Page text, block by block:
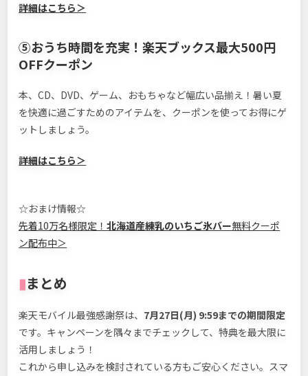
詳細はこちら＞
⑤おうち時間を充実！楽天ブックス最大500円
OFFクーポン
本、CD、DVD、ゲーム、おもちゃなど幅広い品揃え！暑い夏
を快適に過ごすためのアイテムを、クーポンを使ってお得にゲ
ットしましょう。
詳細はこちら＞
☆おまけ情報☆
先着10万名様限定！北海道産練乳のいちご氷バー無料クーポ
ン配布中＞
▮まとめ
楽天モバイル最強感謝祭は、 7月27日(月) 9:59までの期間限定
です。キャンペーンを隅々までチェックして、特典を最大限に
活用しましょう！
これから申し込みを検討されている方もご安心ください。スマ